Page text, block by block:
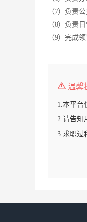
（7）负责
（8）负责
（9）完成
温馨
1.本平台
2.请告知
3.求职过